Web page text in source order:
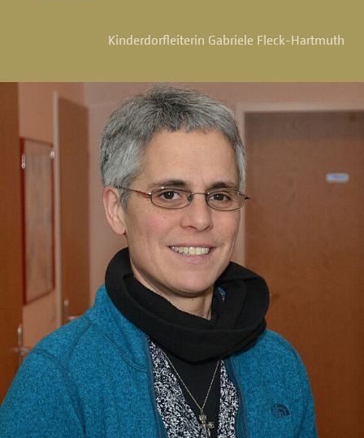
Kinderdorfleiterin Gabriele Fleck-Hartmuth